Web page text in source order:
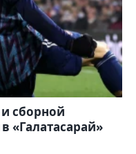
сборной
«Галатасарай»